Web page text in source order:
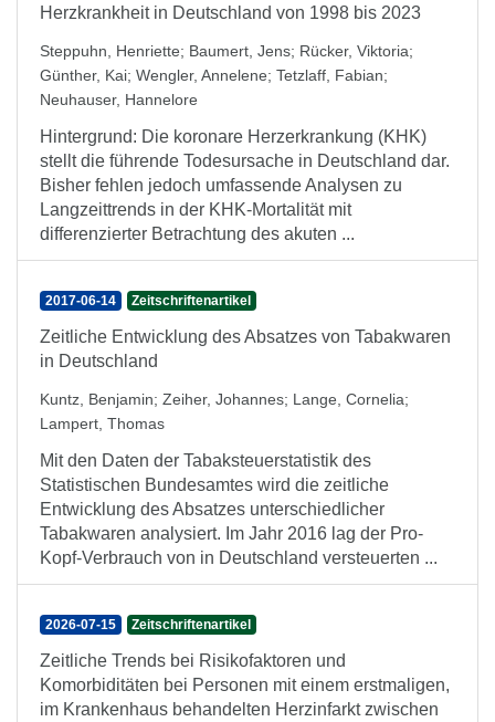
Herzkrankheit in Deutschland von 1998 bis 2023
Steppuhn, Henriette; Baumert, Jens; Rücker, Viktoria;
Günther, Kai; Wengler, Annelene; Tetzlaff, Fabian;
Neuhauser, Hannelore
Hintergrund: Die koronare Herzerkrankung (KHK)
stellt die führende Todesursache in Deutschland dar.
Bisher fehlen jedoch umfassende Analysen zu
Langzeittrends in der KHK-Mortalität mit
differenzierter Betrachtung des akuten ...
2017-06-14 Zeitschriftenartikel
Zeitliche Entwicklung des Absatzes von Tabakwaren
in Deutschland
Kuntz, Benjamin; Zeiher, Johannes; Lange, Cornelia;
Lampert, Thomas
Mit den Daten der Tabaksteuerstatistik des
Statistischen Bundesamtes wird die zeitliche
Entwicklung des Absatzes unterschiedlicher
Tabakwaren analysiert. Im Jahr 2016 lag der Pro-
Kopf-Verbrauch von in Deutschland versteuerten ...
2026-07-15 Zeitschriftenartikel
Zeitliche Trends bei Risikofaktoren und
Komorbiditäten bei Personen mit einem erstmaligen,
im Krankenhaus behandelten Herzinfarkt zwischen